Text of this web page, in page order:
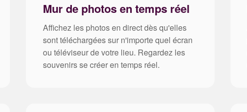
Mur de photos en temps réel
Affichez les photos en direct dès qu'elles
sont téléchargées sur n'importe quel écran
ou téléviseur de votre lieu. Regardez les
souvenirs se créer en temps réel.